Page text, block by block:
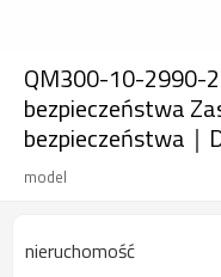
QM300-10-2990-
bezpieczeństwa
bezpieczeństwa｜
model
nieruchomość